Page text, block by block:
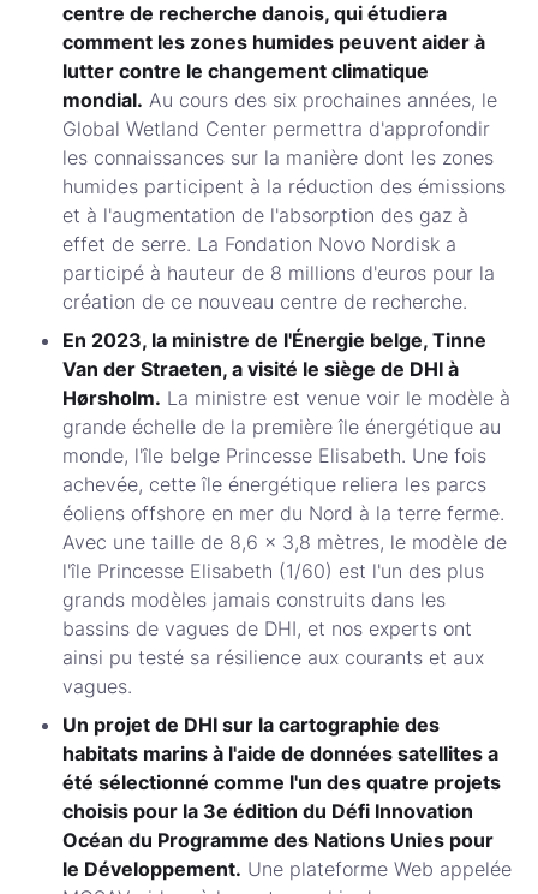
centre de recherche danois, qui étudiera
comment les zones humides peuvent aider à
lutter contre le changement climatique
mondial. Au cours des six prochaines années, le
Global Wetland Center permettra d'approfondir
les connaissances sur la manière dont les zones
humides participent à la réduction des émissions
et à l'augmentation de l'absorption des gaz à
effet de serre. La Fondation Novo Nordisk a
participé à hauteur de 8 millions d'euros pour la
création de ce nouveau centre de recherche.
En 2023, la ministre de l'Énergie belge, Tinne
Van der Straeten, a visité le siège de DHI à
Hørsholm. La ministre est venue voir le modèle à
grande échelle de la première île énergétique au
monde, l'île belge Princesse Elisabeth. Une fois
achevée, cette île énergétique reliera les parcs
éoliens offshore en mer du Nord à la terre ferme.
Avec une taille de 8,6 x 3,8 mètres, le modèle de
l'île Princesse Elisabeth (1/60) est l'un des plus
grands modèles jamais construits dans les
bassins de vagues de DHI, et nos experts ont
ainsi pu testé sa résilience aux courants et aux
vagues.
Un projet de DHI sur la cartographie des
habitats marins à l'aide de données satellites a
été sélectionné comme l'un des quatre projets
choisis pour la 3e édition du Défi Innovation
Océan du Programme des Nations Unies pour
le Développement. Une plateforme Web appelée